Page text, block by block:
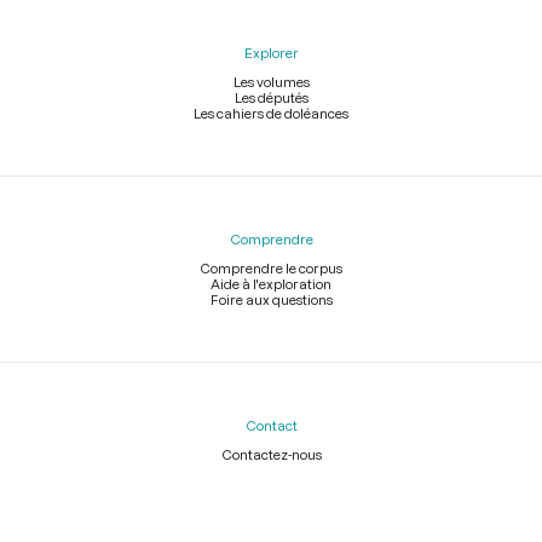
Explorer
Les volumes
Les députés
Les cahiers de doléances
Comprendre
Comprendre le corpus
Aide à l'exploration
Foire aux questions
Contact
Contactez-nous